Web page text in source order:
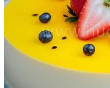
Tin tức
Tin Tổng Hợp
Hướng Nghiệp Á Âu
Bếp Nhà Kate
Kinh Nghiệm Kinh
Cơ Hội Việc Làm
Kiến Thức – Kỹ Năng
Dụng Cụ Làm Bánh